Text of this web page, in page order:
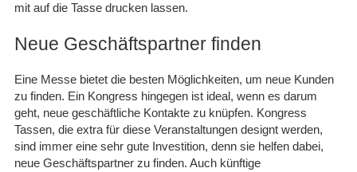
mit auf die Tasse drucken lassen.
Neue Geschäftspartner finden
Eine Messe bietet die besten Möglichkeiten, um neue Kunden
zu finden. Ein Kongress hingegen ist ideal, wenn es darum
geht, neue geschäftliche Kontakte zu knüpfen. Kongress
Tassen, die extra für diese Veranstaltungen designt werden,
sind immer eine sehr gute Investition, denn sie helfen dabei,
neue Geschäftspartner zu finden. Auch künftige